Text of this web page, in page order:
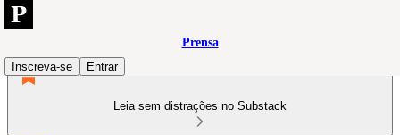
Prensa
Inscreva-se
Entrar
Leia sem distrações no Substack